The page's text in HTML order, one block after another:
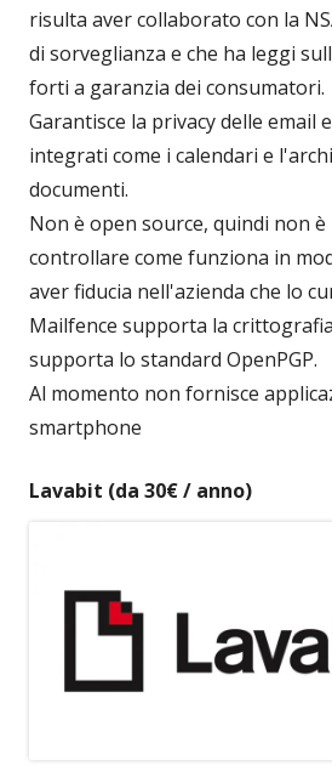
risulta aver collaborato con la
di sorveglianza e che ha leggi
forti a garanzia dei consumatori.
Garantisce la privacy delle email
integrati come i calendari e
documenti.
Non è open source, quindi non è
controllare come funziona in
aver fiducia nell'azienda che lo
Mailfence supporta la
supporta lo standard OpenPGP.
Al momento non fornisce
smartphone
Lavabit (da 30€ / anno)